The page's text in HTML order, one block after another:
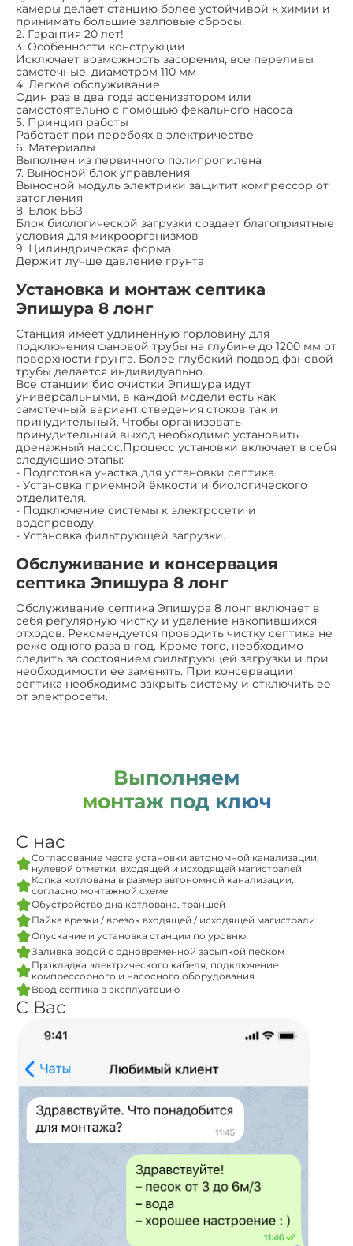
камеры делает станцию более устойчивой к химии и
принимать большие залповые сбросы.
2. Гарантия 20 лет!
3. Особенности конструкции
Исключает возможность засорения, все переливы
самотечные, диаметром 110 мм
4. Легкое обслуживание
Один раз в два года ассенизатором или
самостоятельно с помощью фекального насоса
5. Принцип работы
Работает при перебоях в электричестве
6. Материалы
Выполнен из первичного полипропилена
7. Выносной блок управления
Выносной модуль электрики защитит компрессор от
затопления
8. Блок ББЗ
Блок биологической загрузки создает благоприятные
условия для микроорганизмов
9. Цилиндрическая форма
Держит лучше давление грунта
Установка и монтаж септика
Эпишура 8 лонг
Станция имеет удлиненную горловину для
подключения фановой трубы на глубине до 1200 мм от
поверхности грунта. Более глубокий подвод фановой
трубы делается индивидуально.
Все станции био очистки Эпишура идут
универсальными, в каждой модели есть как
самотечный вариант отведения стоков так и
принудительный. Чтобы организовать
принудительный выход необходимо установить
дренажный насос.Процесс установки включает в себя
следующие этапы:
- Подготовка участка для установки септика.
- Установка приемной ёмкости и биологического
отделителя.
- Подключение системы к электросети и
водопроводу.
- Установка фильтрующей загрузки.
Обслуживание и консервация
септика Эпишура 8 лонг
Обслуживание септика Эпишура 8 лонг включает в
себя регулярную чистку и удаление накопившихся
отходов. Рекомендуется проводить чистку септика не
реже одного раза в год. Кроме того, необходимо
следить за состоянием фильтрующей загрузки и при
необходимости ее заменять. При консервации
септика необходимо закрыть систему и отключить ее
от электросети.
Выполняем
монтаж под ключ
С нас
Согласование места установки автономной канализации,
нулевой отметки, входящей и исходящей магистралей
Копка котлована в размер автономной канализации,
согласно монтажной схеме
Обустройство дна котлована, траншей
Пайка врезки / врезок входящей / исходящей магистрали
Опускание и установка станции по уровню
Заливка водой с одновременной засыпкой песком
Прокладка электрического кабеля, подключение
компрессорного и насосного оборудования
Ввод септика в эксплуатацию
С Вас